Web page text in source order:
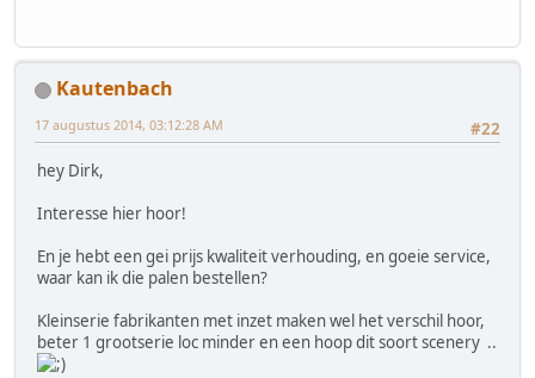
Kautenbach
#22
17 augustus 2014, 03:12:28 AM
hey Dirk,
Interesse hier hoor!
En je hebt een gei prijs kwaliteit verhouding, en goeie service,
waar kan ik die palen bestellen?
Kleinserie fabrikanten met inzet maken wel het verschil hoor,
beter 1 grootserie loc minder en een hoop dit soort scenery ..